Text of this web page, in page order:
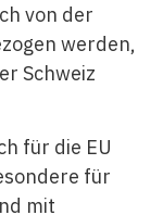
von der
werden,
Schweiz
für die EU
für
mit